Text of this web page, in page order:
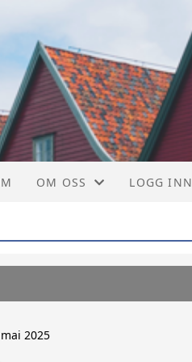
OM OSS
KONTONUMMER
MEDLEMSKAP
LOGG INN
2025